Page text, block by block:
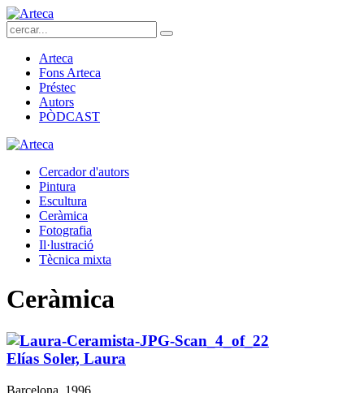
Arteca
Fons Arteca
Préstec
Autors
PÒDCAST
Cercador d'autors
Pintura
Escultura
Ceràmica
Fotografia
Il·lustració
Tècnica mixta
Ceràmica
Elías Soler, Laura
Barcelona, 1996.